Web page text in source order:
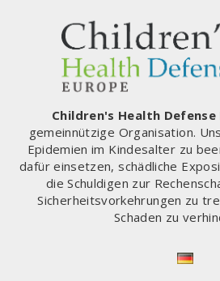
Children's Health Defense
gemeinnützige Organisation.
Epidemien im Kindesalter zu
dafür einsetzen, schädliche
die Schuldigen zur
Sicherheitsvorkehrungen zu
Schaden zu